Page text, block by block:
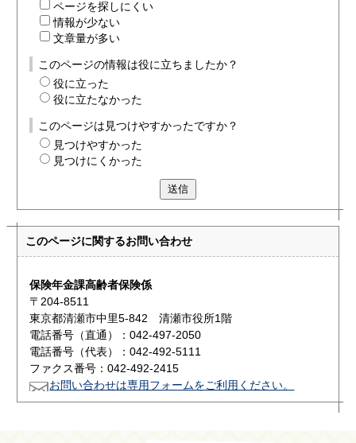
ページを探しにくい
情報が少ない
文章量が多い
このページの情報は役に立ちましたか？
役に立った
役に立たなかった
このページは見つけやすかったですか？
見つけやすかった
見つけにくかった
送信
このページに関するお問い合わせ
保険年金課高齢者保険係
〒204-8511
東京都清瀬市中里5-842 清瀬市役所1階
電話番号（直通）：042-497-2050
電話番号（代表）：042-492-5111
ファクス番号：042-492-2415
お問い合わせは専用フォームをご利用ください。